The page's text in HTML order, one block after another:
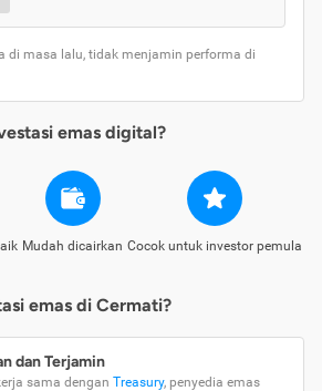
di masa lalu, tidak menjamin performa di
emas digital?
Mudah dicairkan Cocok untuk investor pemula
emas di Cermati?
dan Terjamin
sama dengan Treasury, penyedia emas